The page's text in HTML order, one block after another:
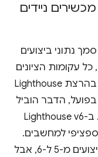
ניידים
נתוני ביצועים
אמיתיים. לפני גרסה 6 של Lighthouse, כל עקומות הציונים
התבססו על נתוני ביצועים בנייד, אבל בהרצת Lighthouse
הדבר הוביל
לציוני מחשב מופרזים באופן מלאכותי. ב-Lighthouse v6
למחשבים.
בהחלט צפויים שינויים כלליים בציון הביצועים מ-5 ל-6, אבל